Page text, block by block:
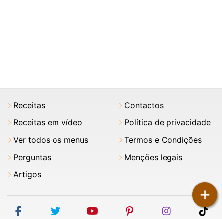
+
Receitas
Receitas em vídeo
Ver todos os menus
Perguntas
Artigos
Contactos
Política de privacidade
Termos e Condições
Menções legais
facebooktwitter youtubepinterestinstagram